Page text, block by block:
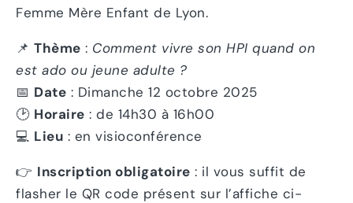
Femme Mère Enfant de Lyon.
📌 Thème : Comment vivre son HPI quand on
est ado ou jeune adulte ?
📅 Date : Dimanche 12 octobre 2025
🕑 Horaire : de 14h30 à 16h00
💻 Lieu : en visioconférence
👉 Inscription obligatoire : il vous suffit de
flasher le QR code présent sur l’affiche ci-